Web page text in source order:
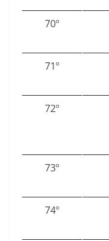
70º
71º
72º
73º
74º